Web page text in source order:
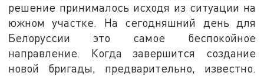
решение принималось исходя из ситуации на
южном участке. На сегодняшний день для
Белоруссии это самое беспокойное
направление. Когда завершится создание
новой бригады, предварительно, известно.